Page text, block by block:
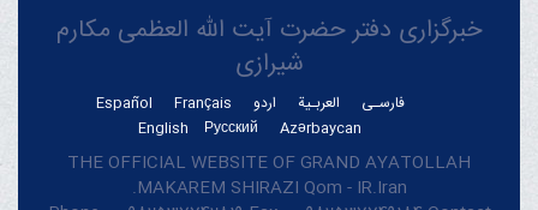
خبرگزاری دفتر حضرت آیت الله العظمی مکارم
شیرازی
فارسـی العربـیة اردو Français
Español
Azərbaycan
Русский
English
THE OFFICIAL WEBSITE OF GRAND AYATOLLAH
MAKAREM SHIRAZI Qom - IR.Iran.